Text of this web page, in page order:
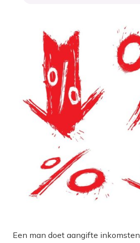
Een man doet aangifte